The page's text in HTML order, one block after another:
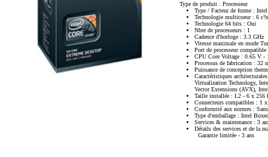
Type de produit : Processeur
Type / Facteur de forme :
Technologie multicoeur : 6
Technologie 64 bits : Oui
Nbre de processeurs : 1
Cadence d'horloge : 3.3 GHz
Vitesse maximale en mode
Port de processeur
CPU Core Voltage : 0.65 V -
Processus de fabrication : 32
Puissance de conception
Caractéristiques
Virtualization Technology,
Vector Extensions (AVX),
Taille installée : L2 - 6 x 256
Connecteurs compatibles : 1
Conformité aux normes :
Type d'emballage : Intel
Services & maintenance : 3
Détails des services et de la
Garantie limitée - 3 ans